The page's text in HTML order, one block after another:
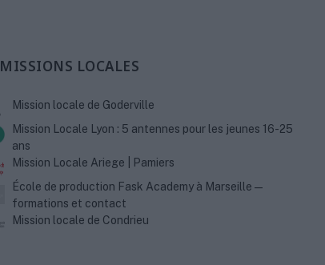
MISSIONS LOCALES
Mission locale de Goderville
Mission Locale Lyon : 5 antennes pour les jeunes 16-25
ans
Mission Locale Ariege | Pamiers
École de production Fask Academy à Marseille —
formations et contact
Mission locale de Condrieu